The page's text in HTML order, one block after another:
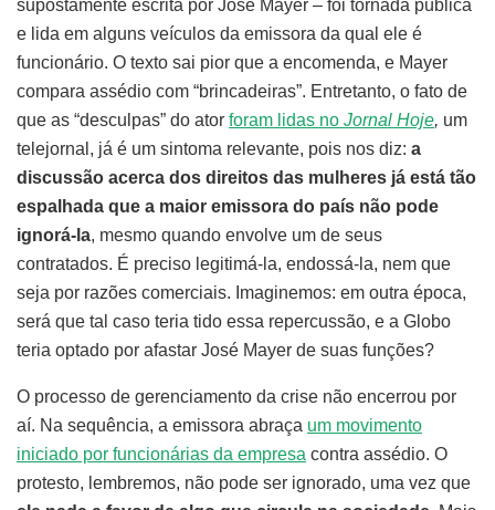
supostamente escrita por José Mayer – foi tornada pública
e lida em alguns veículos da emissora da qual ele é
funcionário. O texto sai pior que a encomenda, e Mayer
compara assédio com “brincadeiras”. Entretanto, o fato de
que as “desculpas” do ator foram lidas no Jornal Hoje, um
telejornal, já é um sintoma relevante, pois nos diz: a
discussão acerca dos direitos das mulheres já está tão
espalhada que a maior emissora do país não pode
ignorá-la, mesmo quando envolve um de seus
contratados. É preciso legitimá-la, endossá-la, nem que
seja por razões comerciais. Imaginemos: em outra época,
será que tal caso teria tido essa repercussão, e a Globo
teria optado por afastar José Mayer de suas funções?
O processo de gerenciamento da crise não encerrou por
aí. Na sequência, a emissora abraça um movimento
iniciado por funcionárias da empresa contra assédio. O
protesto, lembremos, não pode ser ignorado, uma vez que